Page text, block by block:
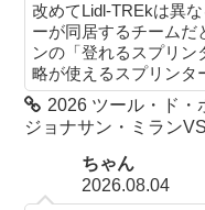
改めてLidl-TREkは異
ーが同居するチームだ
ンの「登れるスプリ
略が使えるスプリンタ
2026 ツール・ド
ジョナサン・ミラン
ちゃん
2026.08.04